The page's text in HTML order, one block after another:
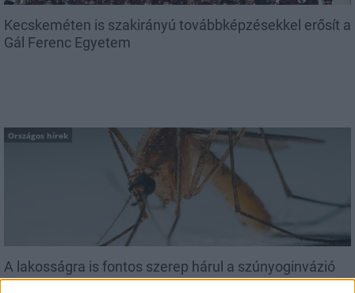
Kecskeméten is szakirányú továbbképzésekkel erősít a
Gál Ferenc Egyetem
Országos hírek
A lakosságra is fontos szerep hárul a szúnyoginvázió
elkerülésében